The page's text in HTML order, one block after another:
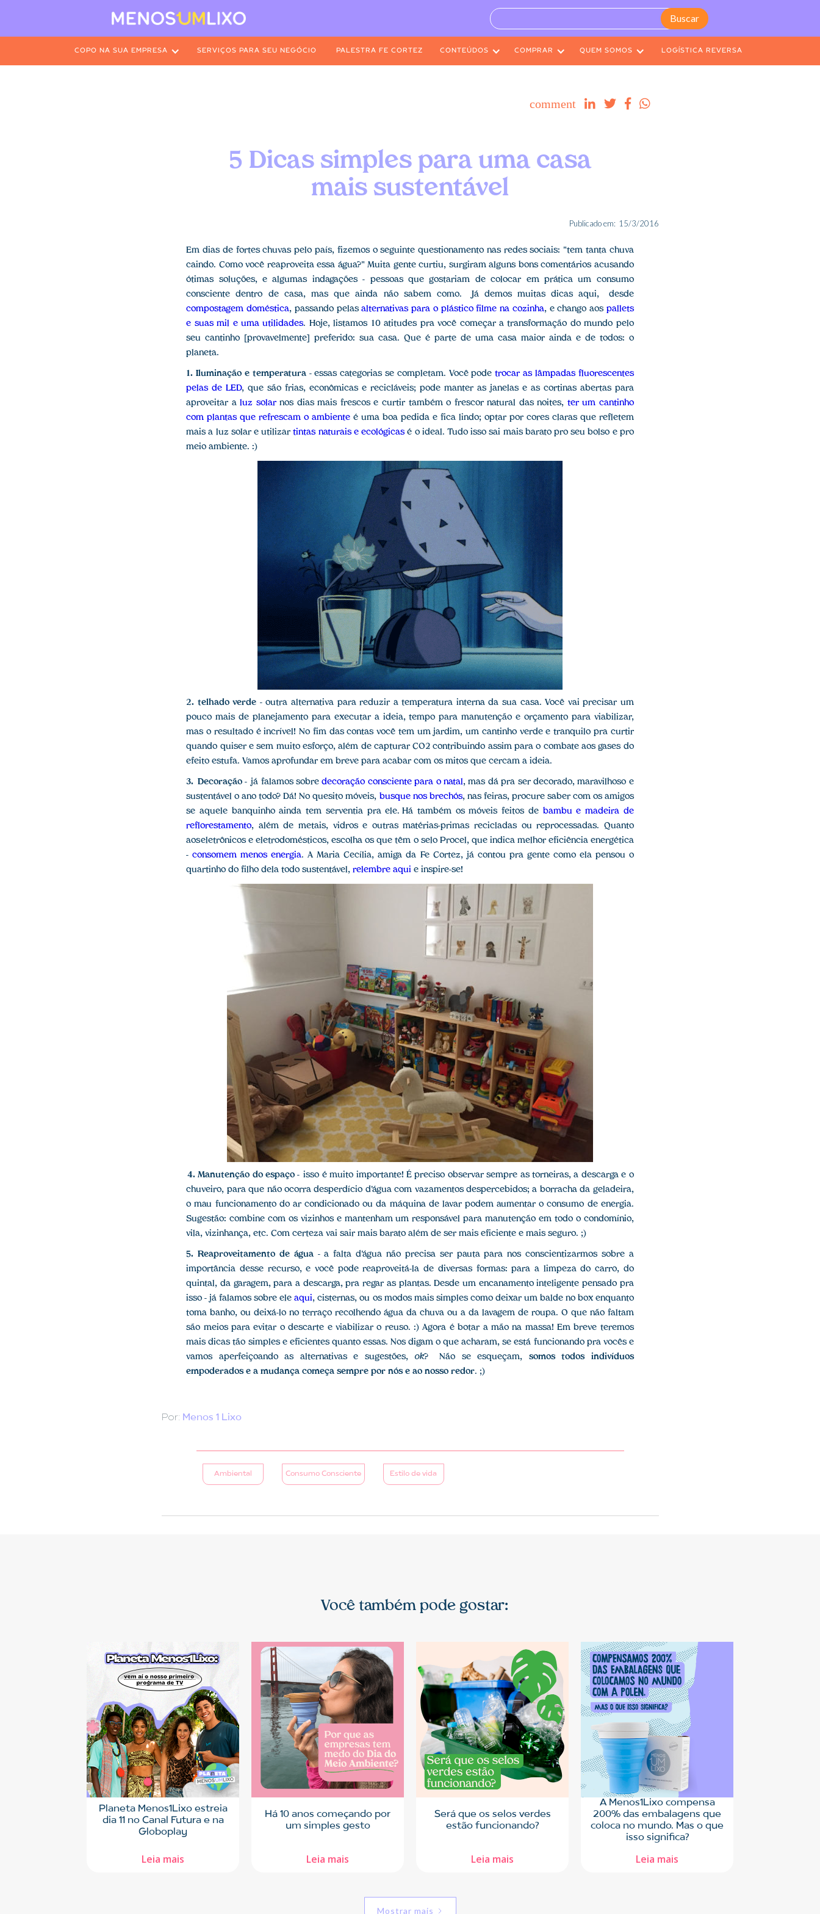
COPO NA SUA EMPRESA SERVIÇOS PARA SEU NEGÓCIO PALESTRA FE CORTEZ CONTEÚDOS COMPRAR QUEM SOMOS LOGÍSTICA REVERSA
comment    
5 Dicas simples para uma casa
mais sustentável
Publicado em: 15/3/2016
Em dias de fortes chuvas pelo país, fizemos o seguinte questionamento nas redes sociais: "tem tanta chuva
caindo. Como você reaproveita essa água?" Muita gente curtiu, surgiram alguns bons comentários acusando
ótimas soluções, e algumas indagações - pessoas que gostariam de colocar em prática um consumo
consciente dentro de casa, mas que ainda não sabem como. Já demos muitas dicas aqui, desde
compostagem doméstica, passando pelasalternativas para o plástico filme na cozinha, e chango aos pallets
e suas mil e uma utilidades. Hoje, listamos 10 atitudes pra você começar a transformação do mundo pelo
seu cantinho [provavelmente] preferido: sua casa. Que é parte de uma casa maior ainda e de todos: o
planeta.
1. Iluminação e temperatura- essas categorias se completam. Você podetrocar as lâmpadas fluorescentes
pelas de LED, que são frias, econômicas e recicláveis; pode manter as janelas e as cortinas abertas para
aproveitar aluz solarnos dias mais frescos e curtir também o frescor natural das noites, ter um cantinho
com plantas que refrescam o ambiente é uma boa pedida e fica lindo; optar por cores claras que refletem
mais a luz solar e utilizartintas naturais e ecológicas é o ideal. Tudo isso sai mais barato pro seu bolso e pro
meio ambiente. :)
2. telhado verde - outra alternativa para reduzir a temperatura interna da sua casa. Você vai precisar um
pouco mais de planejamento para executar a ideia, tempo para manutenção e orçamento para viabilizar,
mas o resultado é incrível! No fim das contas você tem um jardim, um cantinho verde e tranquilo pra curtir
quando quiser e sem muito esforço, além de capturar CO2 contribuindo assim para o combate aos gases do
efeito estufa. Vamos aprofundar em breve para acabar com os mitos que cercam a ideia.
3. Decoração - já falamos sobredecoração consciente para o natal, mas dá pra ser decorado, maravilhoso e
sustentável o ano todo? Dá! No quesito móveis, busque nos brechós, nas feiras, procure saber com os amigos
se aquele banquinho ainda tem serventia pra ele. Há também os móveis feitos de bambu e madeira de
reflorestamento, além de metais, vidros e outras matérias-primas recicladas ou reprocessadas. Quanto
aos eletrônicos e eletrodomésticos, escolha os que têm o selo Procel, que indica melhor eficiência energética
-consomem menos energia. A Maria Cecília, amiga da Fe Cortez, já contou pra gente como ela pensou o
quartinho do filho dela todo sustentável,relembre aqui e inspire-se!
4. Manutenção do espaço- isso é muito importante! É preciso observar sempre as torneiras, a descarga e o
chuveiro, para que não ocorra desperdício d'água com vazamentos despercebidos; a borracha da geladeira,
o mau funcionamento do ar condicionado ou da máquina de lavar podem aumentar o consumo de energia.
Sugestão: combine com os vizinhos e mantenham um responsável para manutenção em todo o condomínio,
vila, vizinhança, etc. Com certeza vai sair mais barato além de ser mais eficiente e mais seguro. ;)
5. Reaproveitamento de água- a falta d'água não precisa ser pauta para nos conscientizarmos sobre a
importância desse recurso, e você pode reaproveitá-la de diversas formas: para a limpeza do carro, do
quintal, da garagem, para a descarga, pra regar as plantas. Desde um encanamento inteligente pensado pra
isso - já falamos sobre eleaqui, cisternas, ou os modos mais simples como deixar um balde no box enquanto
toma banho, ou deixá-lo no terraço recolhendo água da chuva ou a da lavagem de roupa. O que não faltam
são meios para evitar o descarte e viabilizar o reuso. :) Agora é botar a mão na massa! Em breve teremos
mais dicas tão simples e eficientes quanto essas. Nos digam o que acharam, se está funcionando pra vocês e
vamos aperfeiçoando as alternativas e sugestões,ok? Não se esqueçam, somos todos indivíduos
empoderados e a mudança começa sempre por nós e ao nosso redor. ;)
Menos 1 Lixo
Por:
Ambiental Consumo Consciente Estilo de vida
Você também pode gostar:
Planeta Menos1Lixo estreia
dia 11 no Canal Futura e na
Globoplay
Leia mais
Há 10 anos começando por
um simples gesto
Leia mais
Será que os selos verdes
estão funcionando?
Leia mais
A Menos1Lixo compensa
200% das embalagens que
coloca no mundo. Mas o que
isso significa?
Leia mais
Mostrar mais